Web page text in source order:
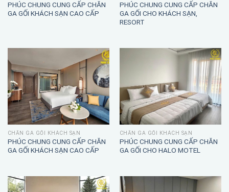
PHÚC CHUNG CUNG CẤP CHĂN
GA GỐI KHÁCH SẠN CAO CẤP
PHÚC CHUNG CUNG CẤP CHĂN
GA GỐI CHO KHÁCH SẠN,
RESORT
CHĂN GA GỐI KHÁCH SẠN
PHÚC CHUNG CUNG CẤP CHĂN
GA GỐI KHÁCH SẠN CAO CẤP
CHĂN GA GỐI KHÁCH SẠN
PHÚC CHUNG CUNG CẤP CHĂN
GA GỐI CHO HALO MOTEL